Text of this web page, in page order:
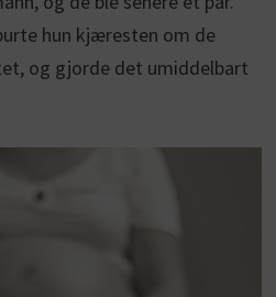
hun kjæresten om de
og gjorde det umiddelbart